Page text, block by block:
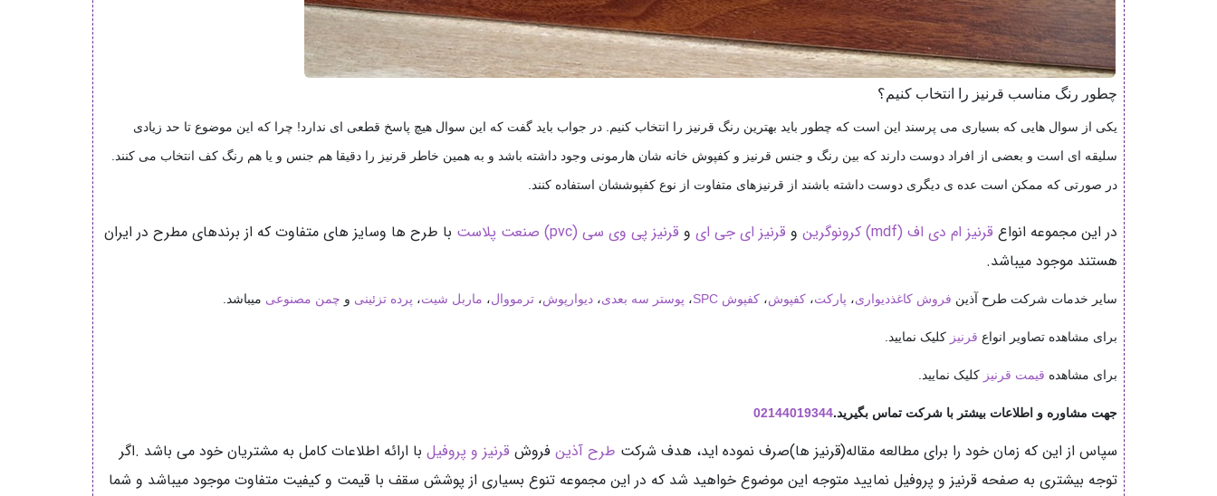
چطور رنگ مناسب قرنیز را انتخاب کنیم؟
یکی از سوال هایی که بسیاری می پرسند این است که چطور باید بهترین رنگ قرنیز را انتخاب کنیم. در جواب باید گفت که این سوال هیچ پاسخ قطعی ای ندارد! چرا که این موضوع تا حد زیادی
سلیقه ای است و بعضی از افراد دوست دارند که بین رنگ و جنس قرنیز و کفپوش خانه شان هارمونی وجود داشته باشد و به همین خاطر قرنیز را دقیقا هم جنس و یا هم رنگ کف انتخاب می کنند.
در صورتی که ممکن است عده ی دیگری دوست داشته باشند از قرنیزهای متفاوت از نوع کفپوششان استفاده کنند.
در این مجموعه انواعقرنیز ام دی اف (mdf) کرونوگرین وقرنیز ای جی ای وقرنیز پی وی سی (pvc) صنعت پلاست
با طرح ها وسایز های متفاوت که از برندهای مطرح در ایران
هستند موجود میباشد.
سایر خدمات شرکت طرح آذین فروش کاغذدیواری، پارکت،کفپوش،کفپوش SPC ، پوستر سه بعدی،دیوارپوش،ترمووال، ماربل شیت، پرده تزئینی و چمن مصنوعی میباشد.
برای مشاهده تصاویر انواع قرنیز کلیک نمایید.
برای مشاهده قیمت قرنیز کلیک نمایید.
جهت مشاوره و اطلاعات بیشتر با شرکت تماس بگیرید.02144019344
سپاس از این که زمان خود را برای مطالعه مقاله(قرنیز ها)صرف نموده اید، هدف شرکت طرح آذین فروشقرنیز و پروفیل با ارائه اطلاعات کامل به مشتریان خود می باشد .اگر
توجه بیشتری به صفحه قرنیز و پروفیل نمایید متوجه این موضوع خواهید شد که در این مجموعه تنوع بسیاری از پوشش سقف با قیمت و کیفیت متفاوت موجود میباشد و شما